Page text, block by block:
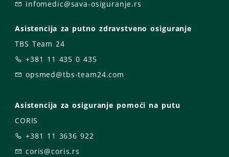
infomedic@sava-osiguranje.rs
Asistencija za putno zdravstveno osiguranje
TBS Team 24
+381 11 435 0 435
opsmed@tbs-team24.com
Asistencija za osiguranje pomoći na putu
CORIS
+381 11 3636 922
coris@coris.rs